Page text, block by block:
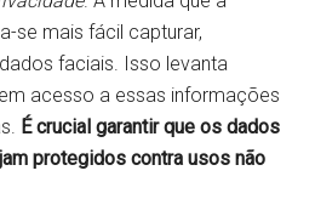
se mais fácil capturar,
faciais. Isso levanta
acesso a essas informações
É crucial garantir que os dados
protegidos contra usos não